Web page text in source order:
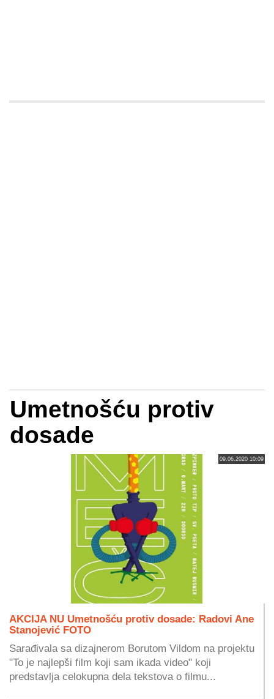
Umetnošću protiv
dosade
09.06.2020 10:09
AKCIJA NU Umetnošću protiv dosade: Radovi Ane
Stanojević FOTO
Sarađivala sa dizajnerom Borutom Vildom na projektu
"To je najlepši film koji sam ikada video" koji
predstavlja celokupna dela tekstova o filmu...